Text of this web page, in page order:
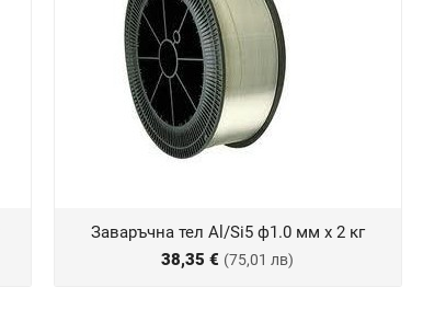
Заваръчна тел Al/Si5 ф1.0 мм х 2 кг
38,35 € (75,01 лв)